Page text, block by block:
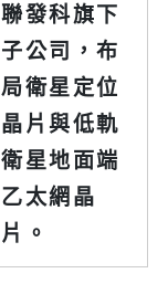
聯發科旗下
子公司，布
局衛星定位
晶片與低軌
衛星地面端
乙太網晶
片。